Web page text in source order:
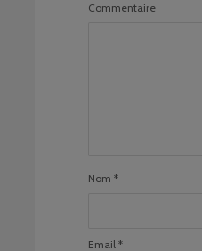
Commentaire
Nom *
Email *